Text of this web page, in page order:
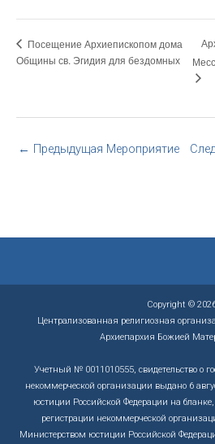
Посещение Архиепископом дома
Общины св. Эгидия для бездомных
← Предыдущая Мероприятие
Copyright ©
Централизованная религиозная
Архиепархия Божией
Учетный № 0011010555, свидетельство о
некоммерческой организации выдано 6
юстиции Российской Федерации на
регистрации некоммерческой
Министерством юстиции Российской